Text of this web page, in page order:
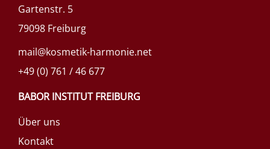
Gartenstr. 5
79098 Freiburg
mail@kosmetik-harmonie.net
+49 (0) 761 / 46 677
BABOR INSTITUT FREIBURG
Über uns
Kontakt